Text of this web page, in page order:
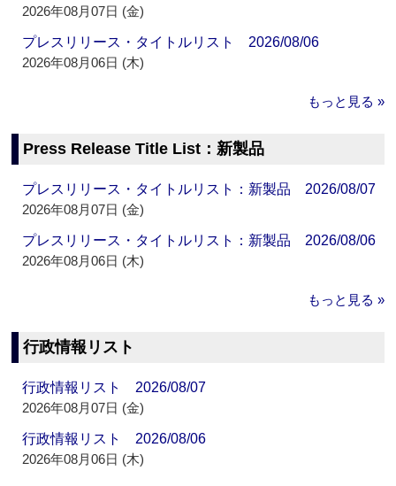
2026年08月07日 (金)
プレスリリース・タイトルリスト 2026/08/06
2026年08月06日 (木)
もっと見る »
Press Release Title List：新製品
プレスリリース・タイトルリスト：新製品 2026/08/07
2026年08月07日 (金)
プレスリリース・タイトルリスト：新製品 2026/08/06
2026年08月06日 (木)
もっと見る »
行政情報リスト
行政情報リスト 2026/08/07
2026年08月07日 (金)
行政情報リスト 2026/08/06
2026年08月06日 (木)